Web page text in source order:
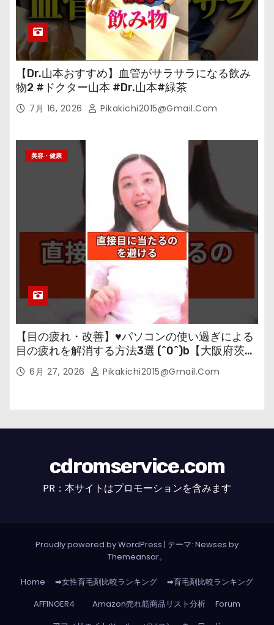
【Dr.山本おすすめ】血管がサラサラになる飲み
物2 #ドクター山本 #Dr.山本#緑茶
7月 16, 2026 Pikakichi2015@gmail.com
美容・健康
【目の疲れ・改善】♥パソコンの使い過ぎによる
目の疲れを解消する方法3選 (^0^)b【大阪府茨木
市の女性・美容鍼灸・整体師が教えます。】
6月 27, 2026 Pikakichi2015@gmail.com
cdromservice.com
PR：本サイトはプロモーションを含みます
Proudly powered by WordPress | テーマ: Newses by
Themeansar。
Home ➡女性育毛剤比較ランキング
➡育毛剤比較ランキング
AFFINGER4
Amazon売れ筋商品リスト分析
Forum